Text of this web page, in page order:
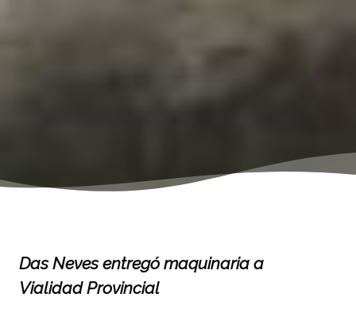
Das Neves entregó maquinaria a
Vialidad Provincial